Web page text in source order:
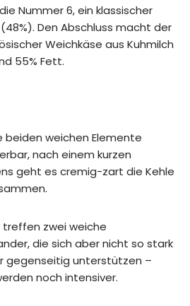
Nummer 6, ein klassischer
(48%). Den Abschluss macht der
Weichkäse aus Kuhmilch
55% Fett.
beiden weichen Elemente
nach einem kurzen
geht es cremig-zart die Kehle
treffen zwei weiche
die sich aber nicht so stark
gegenseitig unterstützen –
noch intensiver.